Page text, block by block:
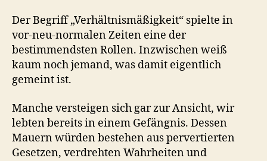
Der Begriff „Verhältnismäßigkeit“ spielte in
vor-neu-normalen Zeiten eine der
bestimmendsten Rollen. Inzwischen weiß
kaum noch jemand, was damit eigentlich
gemeint ist.
Manche versteigen sich gar zur Ansicht, wir
lebten bereits in einem Gefängnis. Dessen
Mauern würden bestehen aus pervertierten
Gesetzen, verdrehten Wahrheiten und